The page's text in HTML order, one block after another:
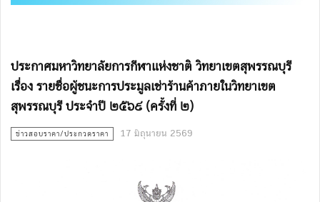
ประกาศมหาวิทยาลัยการกีฬาแห่งชาติ วิทยาเขตสุพรรณบุรี
เรื่อง รายชื่อผู้ชนะการประมูลเช่าร้านค้าภายในวิทยาเขต
สุพรรณบุรี ประจำปี ๒๕๖๙ (ครั้งที่ ๒)
ข่าวสอบราคา/ประกวดราคา 17 มิถุนายน 2569